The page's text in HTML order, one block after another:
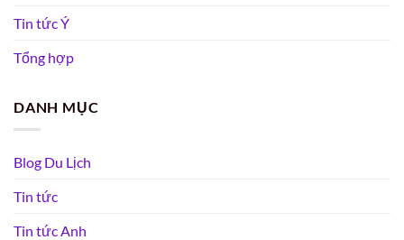
Tin tức Ý
Tổng hợp
DANH MỤC
Blog Du Lịch
Tin tức
Tin tức Anh